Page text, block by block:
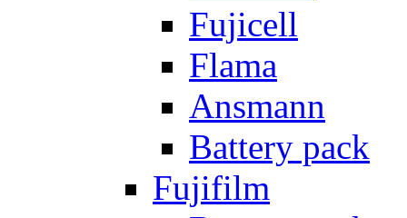
Fujicell
Flama
Ansmann
Battery pack
Fujifilm